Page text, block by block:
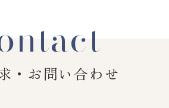
・お問い合わせ